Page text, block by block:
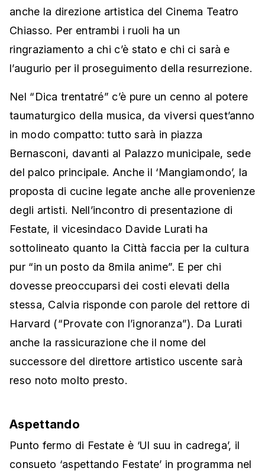
anche la direzione artistica del Cinema Teatro
Chiasso. Per entrambi i ruoli ha un
ringraziamento a chi c’è stato e chi ci sarà e
l’augurio per il proseguimento della resurrezione.
Nel “Dica trentatré” c’è pure un cenno al potere
taumaturgico della musica, da viversi quest’anno
in modo compatto: tutto sarà in piazza
Bernasconi, davanti al Palazzo municipale, sede
del palco principale. Anche il ‘Mangiamondo’, la
proposta di cucine legate anche alle provenienze
degli artisti. Nell’incontro di presentazione di
Festate, il vicesindaco Davide Lurati ha
sottolineato quanto la Città faccia per la cultura
pur “in un posto da 8mila anime”. E per chi
dovesse preoccuparsi dei costi elevati della
stessa, Calvia risponde con parole del rettore di
Harvard (“Provate con l’ignoranza”). Da Lurati
anche la rassicurazione che il nome del
successore del direttore artistico uscente sarà
reso noto molto presto.
Aspettando
Punto fermo di Festate è ‘Ul suu in cadrega’, il
consueto ‘aspettando Festate’ in programma nel